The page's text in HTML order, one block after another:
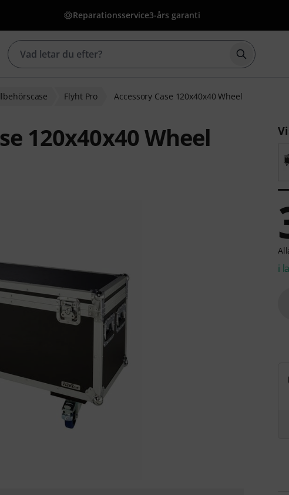
Reparationsservice3-års garanti
Börja
Flyht Pro Accessory Case 120x40x40 Wheel
120x40x40 Wheel
i